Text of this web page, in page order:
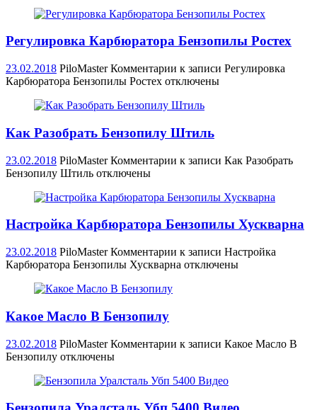
Регулировка Карбюратора Бензопилы Ростех
23.02.2018 PiloMaster Комментарии к записи Регулировка
Карбюратора Бензопилы Ростех отключены
Как Разобрать Бензопилу Штиль
23.02.2018 PiloMaster Комментарии к записи Как Разобрать
Бензопилу Штиль отключены
Настройка Карбюратора Бензопилы Хускварна
23.02.2018 PiloMaster Комментарии к записи Настройка
Карбюратора Бензопилы Хускварна отключены
Какое Масло В Бензопилу
23.02.2018 PiloMaster Комментарии к записи Какое Масло В
Бензопилу отключены